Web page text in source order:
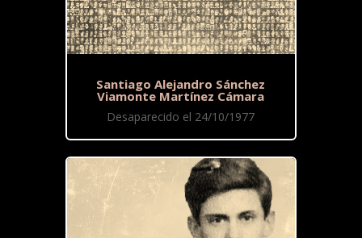
Santiago Alejandro Sánchez
Viamonte Martínez Cámara
Desaparecido el 24/10/1977